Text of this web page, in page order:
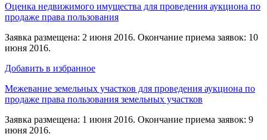
Оценка недвижимого имущества для проведения аукциона по
продаже права пользования
Заявка размещена: 2 июня 2016. Окончание приема заявок: 10
июня 2016.
Добавить в избранное
Межевание земельных участков для проведения аукциона по
продаже права пользования земельных участков
Заявка размещена: 1 июня 2016. Окончание приема заявок: 9
июня 2016.